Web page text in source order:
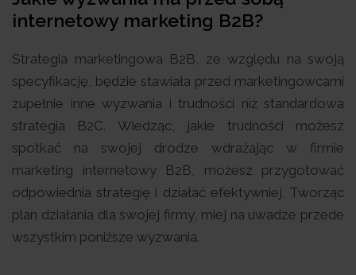
internetowy marketing B2B?
Strategia marketingowa B2B, ze względu na swoją
specyfikację, będzie stawiała przed marketingowcami
zupełnie inne wyzwania i trudności niż standardowa
strategia B2C. Wiedząc, jakie trudności możesz
spotkać na swojej drodze wdrażając w firmie
marketing internetowy B2B, możesz przygotować
odpowiednia strategię i działać efektywniej. Tworząc
plan działania dla swojej firmy, miej na uwadze przede
wszystkim poniższe wyzwania.